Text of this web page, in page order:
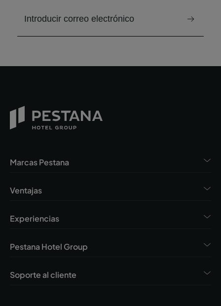
correo electrónico para recibir el boletín
Marcas Pestana
Ventajas
Experiencias
Pestana Hotel Group
Soporte al cliente